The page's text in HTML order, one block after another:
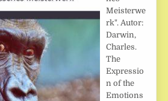
Meisterwe
rk". Autor:
Darwin,
Charles.
The
Expressio
n of the
Emotions